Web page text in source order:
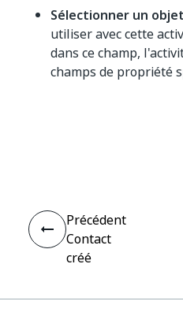
Sélectionner un objet
utiliser avec cette
dans ce champ,
champs de propriété
Précédent
Contact
créé